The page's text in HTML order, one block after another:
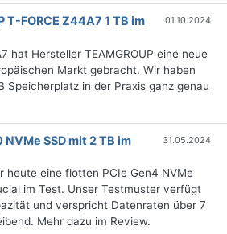
T-FORCE Z44A7 1 TB im
01.10.2024
hat Hersteller TEAMGROUP eine neue
Markt gebracht. Wir haben
Speicherplatz in der Praxis ganz genau
SSD mit 2 TB im
31.05.2024
heute eine flotten PCIe Gen4 NVMe
im Test. Unser Testmuster verfügt
und verspricht Datenraten über 7
Mehr dazu im Review.